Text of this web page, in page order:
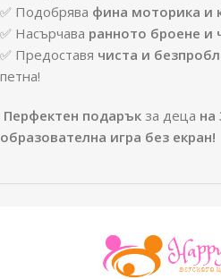
✅ Подобрява фина моторика и
✅ Насърчава ранното броене и
✅ Предоставя чиста и
петна!
Перфектен подарък за деца на
образователна игра без екран!